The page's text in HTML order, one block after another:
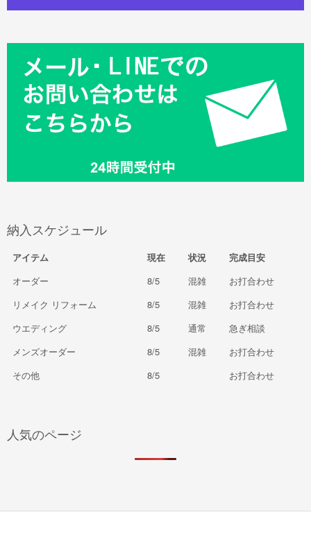
納入スケジュール
アイテム 現在 状況
完成目安
オーダー
8/5 混雑
お打合わせ
リメイク リフォーム
8/5 混雑
お打合わせ
ウエディング
8/5 通常
急ぎ相談
メンズオーダー
8/5 混雑
お打合わせ
その他
8/5 お打合わせ
人気のページ